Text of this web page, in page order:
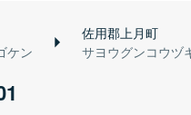
ケン
佐用郡上月町
サヨウグンコウヅ